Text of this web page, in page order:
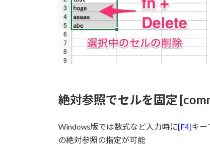
絶対参照でセルを固定
Windows版では数式など入力時に[F4]キー
の絶対参照の指定が可能